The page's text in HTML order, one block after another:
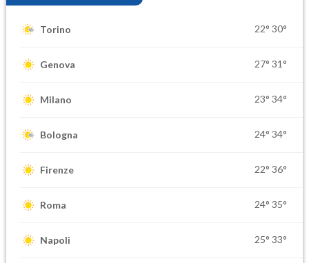
Torino 22° 30°
Genova 27° 31°
Milano 23° 34°
Bologna 24° 34°
Firenze 22° 36°
Roma 24° 35°
Napoli 25° 33°